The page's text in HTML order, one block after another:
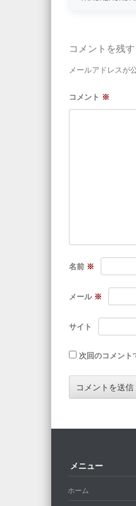
コメントを残す
メールアドレスが
コメント ※
名前 ※
メール ※
サイト
次回のコメント
メニュー
ホーム